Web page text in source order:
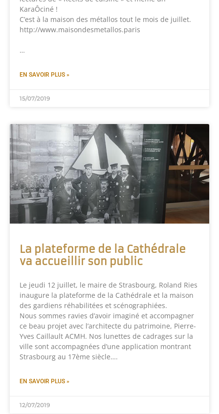
KaraÔciné !
C’est à la maison des métallos tout le mois de juillet.
http://www.maisondesmetallos.paris
…
EN SAVOIR PLUS »
15/07/2019
La plateforme de la Cathédrale
va accueillir son public
Le jeudi 12 juillet, le maire de Strasbourg, Roland Ries
inaugure la plateforme de la Cathédrale et la maison
des gardiens réhabilitées et scénographiées.
Nous sommes ravies d’avoir imaginé et accompagner
ce beau projet avec l’architecte du patrimoine, Pierre-
Yves Caillault ACMH. Nos lunettes de cadrages sur la
ville sont accompagnées d’une application montrant
Strasbourg au 17ème siècle….
EN SAVOIR PLUS »
12/07/2019